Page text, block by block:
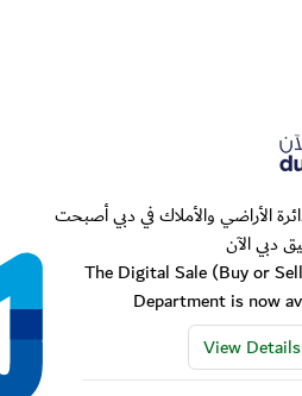
الأراضي والأملاك في دبي أصبحت
دبي الآن
The Digital Sale (Buy or
Department is now
View Details